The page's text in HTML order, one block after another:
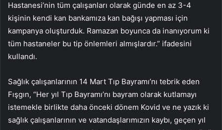
Hastanesi’nin tüm çalışanları olarak günde en az 3-4
kişinin kendi kan bankamıza kan bağışı yapması için
kampanya oluşturduk. Ramazan boyunca da inanıyorum ki
tüm hastaneler bu tip önlemleri almışlardır.” ifadesini
kullandı.
Sağlık çalışanlarının 14 Mart Tıp Bayramı’nı tebrik eden
Fışgın, “Her yıl Tıp Bayramı’nı bayram olarak kutlamayı
istemekle birlikte daha önceki dönem Kovid ve ne yazık ki
sağlık çalışanlarının ve vatandaşlarımızın kaybı, geçen yıl